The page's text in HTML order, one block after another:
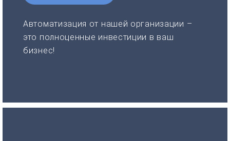
Автоматизация от нашей организации –
это полноценные инвестиции в ваш
бизнес!